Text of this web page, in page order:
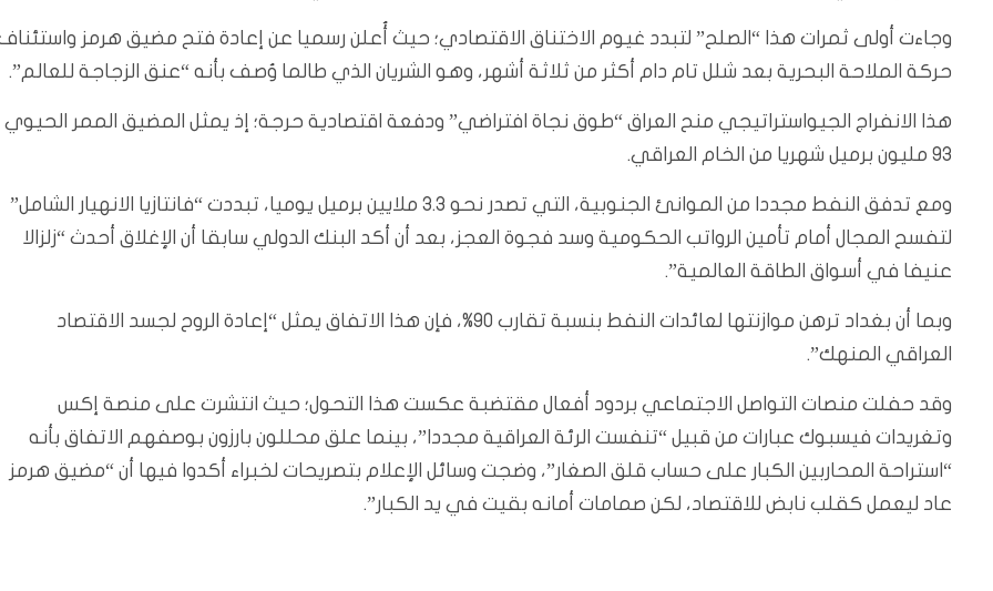
وجاءت أولى ثمرات هذا “الصلح” لتبدد غيوم الاختناق الاقتصادي؛ حيث أُعلن رسميا عن إعادة فتح مضيق هرمز
حركة الملاحة البحرية بعد شلل تام دام أكثر من ثلاثة أشهر، وهو الشريان الذي طالما وُصف بأنه “عنق الزجاجة للعالم”.
هذا الانفراج الجيواستراتيجي منح العراق “طوق نجاة افتراضي” ودفعة اقتصادية حرجة؛ إذ يمثل المضيق الممر الحيوي
93 مليون برميل شهريا من الخام العراقي.
ومع تدفق النفط مجددا من الموانئ الجنوبية، التي تصدر نحو 3.3 ملايين برميل يوميا، تبددت “فانتازيا الانهيار الشامل”
لتفسح المجال أمام تأمين الرواتب الحكومية وسد فجوة العجز، بعد أن أكد البنك الدولي سابقا أن الإغلاق أحدث “زلزالا
عنيفا في أسواق الطاقة العالمية”.
وبما أن بغداد ترهن موازنتها لعائدات النفط بنسبة تقارب 90%، فإن هذا الاتفاق يمثل “إعادة الروح لجسد الاقتصاد
العراقي المنهك”.
وقد حفلت منصات التواصل الاجتماعي بردود أفعال مقتضبة عكست هذا التحول؛ حيث انتشرت على منصة إكس
وتغريدات فيسبوك عبارات من قبيل “تنفست الرئة العراقية مجددا”، بينما علق محللون بارزون بوصفهم الاتفاق بأنه
“استراحة المحاربين الكبار على حساب قلق الصغار”، وضجت وسائل الإعلام بتصريحات لخبراء أكدوا فيها أن “مضيق هرمز
عاد ليعمل كقلب نابض للاقتصاد، لكن صمامات أمانه بقيت في يد الكبار”.